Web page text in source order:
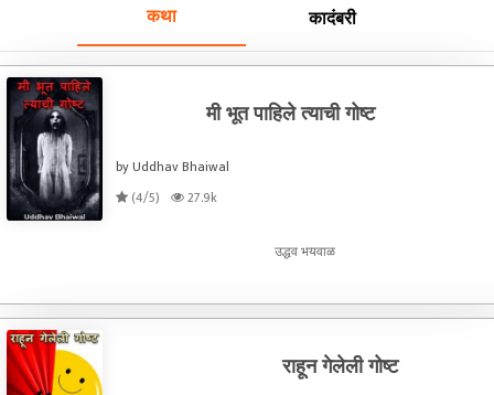
कथा कादंबरी
मी भूत पाहिले त्याची गोष्ट
by Uddhav Bhaiwal
(4/5)
27.9k
उद्धव भयवाळ
राहून गेलेली गोष्ट